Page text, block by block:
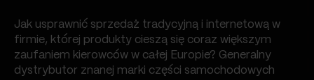
Jak usprawnić sprzedaż tradycyjną i internetową w
firmie, której produkty cieszą się coraz większym
zaufaniem kierowców w całej Europie? Generalny
dystrybutor znanej marki części samochodowych